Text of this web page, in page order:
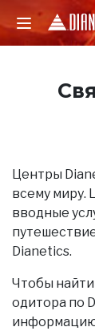
Центры
всему миру.
вводные
Dianetics.
Чтобы
одитора по